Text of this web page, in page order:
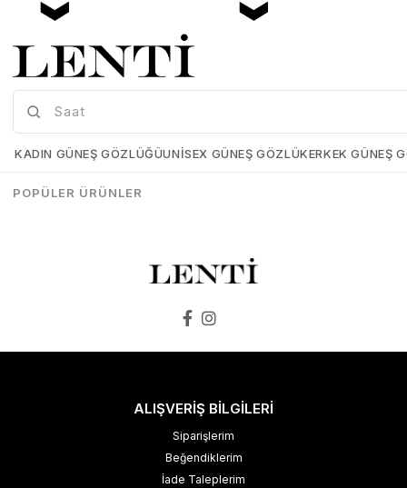
Mia-Maria-OF127-C2-56 Mia-Maria-OF126-C3-56
ALIŞVERİŞ BİLGİLERİ
Siparişlerim
Beğendiklerim
İade Taleplerim
KADIN GÜNEŞ GÖZLÜĞÜUNISEX GÜNEŞ GÖZLÜKERKEK GÜNEŞ
POPÜLER ÜRÜNLER